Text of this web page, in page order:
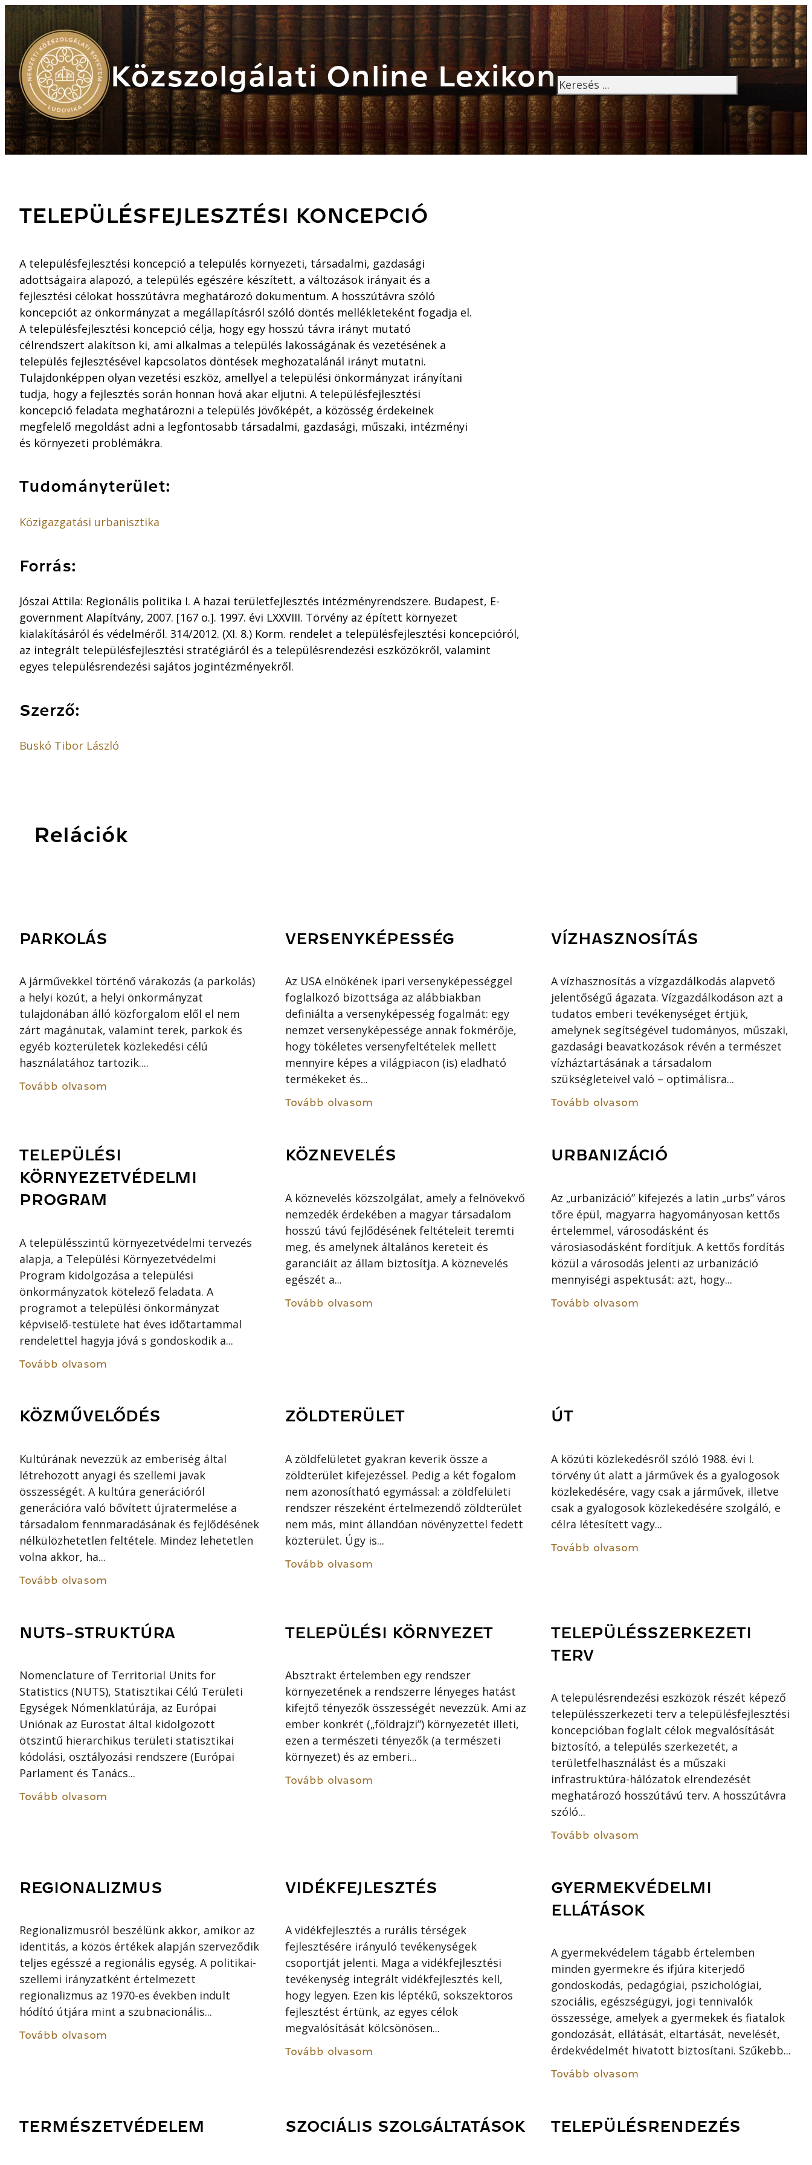
Közszolgálati Online Lexikon Keresés
TELEPÜLÉSFEJLESZTÉSI KONCEPCIÓ
A településfejlesztési koncepció a település környezeti, társadalmi, gazdasági
adottságaira alapozó, a település egészére készített, a változások irányait és a
fejlesztési célokat hosszútávra meghatározó dokumentum. A hosszútávra szóló
koncepciót az önkormányzat a megállapításról szóló döntés mellékleteként fogadja el.
A településfejlesztési koncepció célja, hogy egy hosszú távra irányt mutató
célrendszert alakítson ki, ami alkalmas a település lakosságának és vezetésének a
település fejlesztésével kapcsolatos döntések meghozatalánál irányt mutatni.
Tulajdonképpen olyan vezetési eszköz, amellyel a települési önkormányzat irányítani
tudja, hogy a fejlesztés során honnan hová akar eljutni. A településfejlesztési
koncepció feladata meghatározni a település jövőképét, a közösség érdekeinek
megfelelő megoldást adni a legfontosabb társadalmi, gazdasági, műszaki, intézményi
és környezeti problémákra.
Tudományterület:
Közigazgatási urbanisztika
Forrás:
Jószai Attila: Regionális politika I. A hazai területfejlesztés intézményrendszere. Budapest, E-
government Alapítvány, 2007. [167 o.]. 1997. évi LXXVIII. Törvény az épített környezet
kialakításáról és védelméről. 314/2012. (XI. 8.) Korm. rendelet a településfejlesztési koncepcióról,
az integrált településfejlesztési stratégiáról és a településrendezési eszközökről, valamint
egyes településrendezési sajátos jogintézményekről.
Szerző:
Buskó Tibor László
Relációk
PARKOLÁS
A járművekkel történő várakozás (a parkolás)
a helyi közút, a helyi önkormányzat
tulajdonában álló közforgalom elől el nem
zárt magánutak, valamint terek, parkok és
egyéb közterületek közlekedési célú
használatához tartozik....
Tovább olvasom
VERSENYKÉPESSÉG
Az USA elnökének ipari versenyképességgel
foglalkozó bizottsága az alábbiakban
definiálta a versenyképesség fogalmát: egy
nemzet versenyképessége annak fokmérője,
hogy tökéletes versenyfeltételek mellett
mennyire képes a világpiacon (is) eladható
termékeket és...
Tovább olvasom
VÍZHASZNOSÍTÁS
A vízhasznosítás a vízgazdálkodás alapvető
jelentőségű ágazata. Vízgazdálkodáson azt a
tudatos emberi tevékenységet értjük,
amelynek segítségével tudományos, műszaki,
gazdasági beavatkozások révén a természet
vízháztartásának a társadalom
szükségleteivel való – optimálisra...
Tovább olvasom
TELEPÜLÉSI
KÖRNYEZETVÉDELMI
PROGRAM
A településszintű környezetvédelmi tervezés
alapja, a Települési Környezetvédelmi
Program kidolgozása a települési
önkormányzatok kötelező feladata. A
programot a települési önkormányzat
képviselő-testülete hat éves időtartammal
rendelettel hagyja jóvá s gondoskodik a...
Tovább olvasom
KÖZNEVELÉS
A köznevelés közszolgálat, amely a felnövekvő
nemzedék érdekében a magyar társadalom
hosszú távú fejlődésének feltételeit teremti
meg, és amelynek általános kereteit és
garanciáit az állam biztosítja. A köznevelés
egészét a...
Tovább olvasom
URBANIZÁCIÓ
Az „urbanizáció” kifejezés a latin „urbs” város
tőre épül, magyarra hagyományosan kettős
értelemmel, városodásként és
városiasodásként fordítjuk. A kettős fordítás
közül a városodás jelenti az urbanizáció
mennyiségi aspektusát: azt, hogy...
Tovább olvasom
KÖZMŰVELŐDÉS
Kultúrának nevezzük az emberiség által
létrehozott anyagi és szellemi javak
összességét. A kultúra generációról
generációra való bővített újratermelése a
társadalom fennmaradásának és fejlődésének
nélkülözhetetlen feltétele. Mindez lehetetlen
volna akkor, ha...
Tovább olvasom
ZÖLDTERÜLET
A zöldfelületet gyakran keverik össze a
zöldterület kifejezéssel. Pedig a két fogalom
nem azonosítható egymással: a zöldfelületi
rendszer részeként értelmezendő zöldterület
nem más, mint állandóan növényzettel fedett
közterület. Úgy is...
Tovább olvasom
ÚT
A közúti közlekedésről szóló 1988. évi I.
törvény út alatt a járművek és a gyalogosok
közlekedésére, vagy csak a járművek, illetve
csak a gyalogosok közlekedésére szolgáló, e
célra létesített vagy...
Tovább olvasom
NUTS-STRUKTÚRA
Nomenclature of Territorial Units for
Statistics (NUTS), Statisztikai Célú Területi
Egységek Nómenklatúrája, az Európai
Uniónak az Eurostat által kidolgozott
ötszintű hierarchikus területi statisztikai
kódolási, osztályozási rendszere (Európai
Parlament és Tanács...
Tovább olvasom
TELEPÜLÉSI KÖRNYEZET
Absztrakt értelemben egy rendszer
környezetének a rendszerre lényeges hatást
kifejtő tényezők összességét nevezzük. Ami az
ember konkrét („földrajzi”) környezetét illeti,
ezen a természeti tényezők (a természeti
környezet) és az emberi...
Tovább olvasom
TELEPÜLÉSSZERKEZETI
TERV
A településrendezési eszközök részét képező
településszerkezeti terv a településfejlesztési
koncepcióban foglalt célok megvalósítását
biztosító, a település szerkezetét, a
területfelhasználást és a műszaki
infrastruktúra-hálózatok elrendezését
meghatározó hosszútávú terv. A hosszútávra
szóló...
Tovább olvasom
REGIONALIZMUS
Regionalizmusról beszélünk akkor, amikor az
identitás, a közös értékek alapján szerveződik
teljes egésszé a regionális egység. A politikai-
szellemi irányzatként értelmezett
regionalizmus az 1970-es években indult
hódító útjára mint a szubnacionális...
Tovább olvasom
VIDÉKFEJLESZTÉS
A vidékfejlesztés a rurális térségek
fejlesztésére irányuló tevékenységek
csoportját jelenti. Maga a vidékfejlesztési
tevékenység integrált vidékfejlesztés kell,
hogy legyen. Ezen kis léptékű, sokszektoros
fejlesztést értünk, az egyes célok
megvalósítását kölcsönösen...
Tovább olvasom
GYERMEKVÉDELMI
ELLÁTÁSOK
A gyermekvédelem tágabb értelemben
minden gyermekre és ifjúra kiterjedő
gondoskodás, pedagógiai, pszichológiai,
szociális, egészségügyi, jogi tennivalók
összessége, amelyek a gyermekek és fiatalok
gondozását, ellátását, eltartását, nevelését,
érdekvédelmét hivatott biztosítani. Szűkebb...
Tovább olvasom
TERMÉSZETVÉDELEM SZOCIÁLIS SZOLGÁLTATÁSOK TELEPÜLÉSRENDEZÉS